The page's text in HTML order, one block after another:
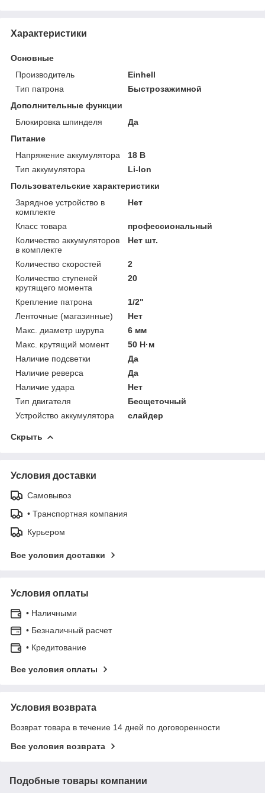
Характеристики
Основные
Производитель
Einhell
Тип патрона
Быстрозажимной
Дополнительные функции
Блокировка шпинделя
Да
Питание
Напряжение аккумулятора
18 В
Тип аккумулятора
Li-Ion
Пользовательские характеристики
Зарядное устройство в
комплекте
Нет
Класс товара
профессиональный
Количество аккумуляторов
в комплекте
Нет шт.
Количество скоростей
2
Количество ступеней
крутящего момента
20
Крепление патрона
1/2"
Ленточные (магазинные)
Нет
Макс. диаметр шурупа
6 мм
Макс. крутящий момент
50 Н·м
Наличие подсветки
Да
Наличие реверса
Да
Наличие удара
Нет
Тип двигателя
Бесщеточный
Устройство аккумулятора
слайдер
Скрыть
Условия доставки
Самовывоз
• Транспортная компания
Курьером
Все условия доставки
Условия оплаты
• Наличными
• Безналичный расчет
• Кредитование
Все условия оплаты
Условия возврата
Возврат товара в течение 14 дней по договоренности
Все условия возврата
Подобные товары компании